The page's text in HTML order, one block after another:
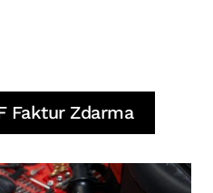
Faktur Zdarma